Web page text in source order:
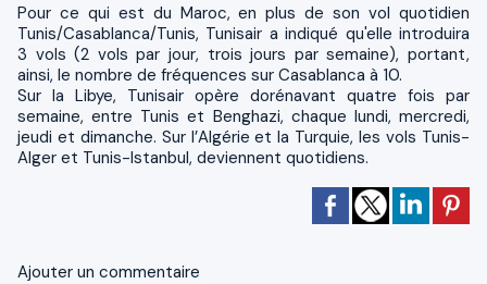
Pour ce qui est du Maroc, en plus de son vol quotidien
Tunis/Casablanca/Tunis, Tunisair a indiqué qu'elle introduira
3 vols (2 vols par jour, trois jours par semaine), portant,
ainsi, le nombre de fréquences sur Casablanca à 10.
Sur la Libye, Tunisair opère dorénavant quatre fois par
semaine, entre Tunis et Benghazi, chaque lundi, mercredi,
jeudi et dimanche. Sur l’Algérie et la Turquie, les vols Tunis-
Alger et Tunis-Istanbul, deviennent quotidiens.
Ajouter un commentaire